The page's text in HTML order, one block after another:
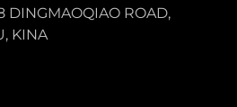
DINGMAOQIAO ROAD,
KINA